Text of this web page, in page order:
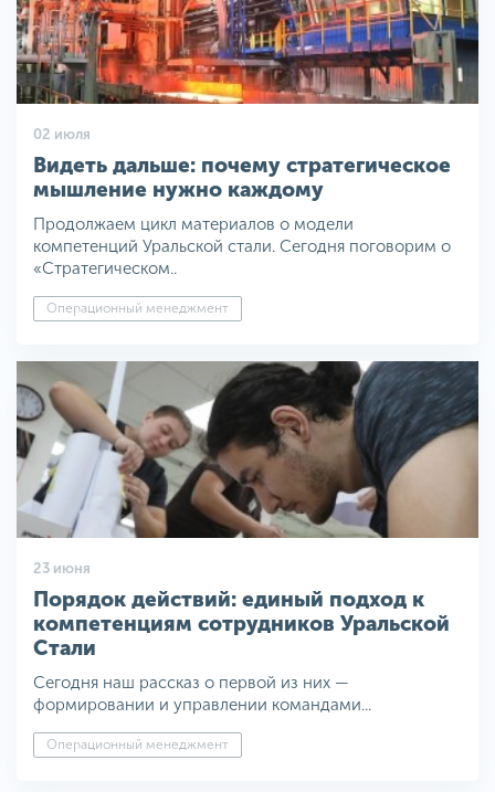
02 июля
Видеть дальше: почему стратегическое
мышление нужно каждому
Продолжаем цикл материалов о модели
компетенций Уральской стали. Сегодня поговорим о
«Стратегическом..
Операционный менеджмент
23 июня
Порядок действий: единый подход к
компетенциям сотрудников Уральской
Стали
Сегодня наш рассказ о первой из них —
формировании и управлении командами...
Операционный менеджмент